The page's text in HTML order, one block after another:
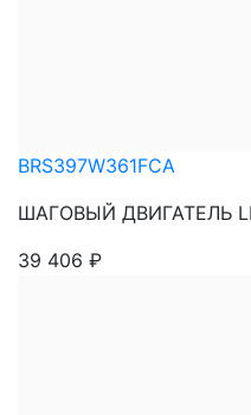
BRS397W361FCA
ШАГОВЫЙ ДВИГАТЕЛЬ
39 406 ₽